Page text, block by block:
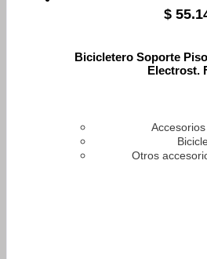
$
Bicicletero Soporte
Electrost.
Otros